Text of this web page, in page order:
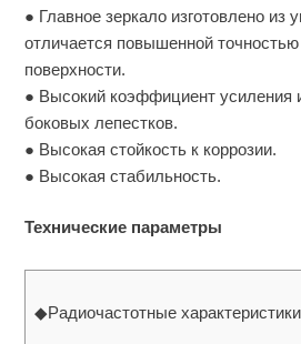
● Главное зеркало изготовлено из
отличается повышенной
поверхности.
● Высокий коэффициент усиления
боковых лепестков.
● Высокая стойкость к коррозии.
● Высокая стабильность.
Технические параметры
◆Радиочастотные характеристики